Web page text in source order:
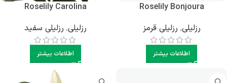
Roselily Bonjoura
رزلیلی, رزلیلی قرمز
اطلاعات بیشتر
Roselily Carolina
رزلیلی, رزلیلی سفید
اطلاعات بیشتر